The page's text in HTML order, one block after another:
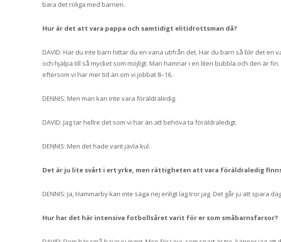
bara det roliga med barnen.
Hur är det att vara pappa och samtidigt elitidrottsman då?
DAVID: Har du inte barn hittar du en vana utifrån det. Har du barn så blir det en
och hjälpa till så mycket som möjligt. Man hamnar i en liten bubbla och den är
eftersom vi har mer tid än om vi jobbat 8–16.
DENNIS: Men man kan inte vara föräldraledig.
DAVID: Jag tar hellre det som vi har än att behöva ta föräldraledigt.
DENNIS: Men det hade varit jävla kul.
Det är ju lite svårt i ert yrke, men rättigheten att vara föräldraledig
DENNIS: Ja, Hammarby kan inte säga nej enligt lag tror jag. Det går ju att spara
Hur har det här intensiva fotbollsåret varit för er som småbarnsfarsor?